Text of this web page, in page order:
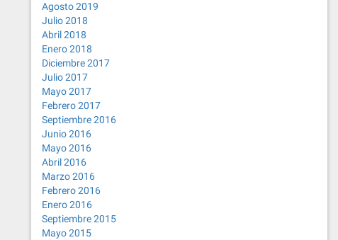
Agosto 2019
Julio 2018
Abril 2018
Enero 2018
Diciembre 2017
Julio 2017
Mayo 2017
Febrero 2017
Septiembre 2016
Junio 2016
Mayo 2016
Abril 2016
Marzo 2016
Febrero 2016
Enero 2016
Septiembre 2015
Mayo 2015